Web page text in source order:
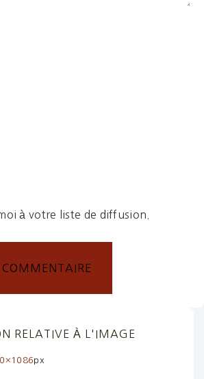
à votre liste de diffusion.
RELATIVE À L'IMAGE
px